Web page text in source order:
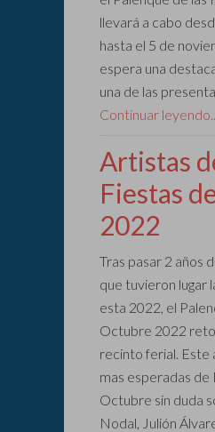
llevará a cabo
hasta el 5 de
espera una
una de las
Continuar
Artistas
Fiestas
2022
Tras pasar 2 años
que tuvieron lugar
esta 2022, el
Octubre 2022
recinto ferial. Este
mas esperadas de
Octubre sin duda
Nodal, Julión